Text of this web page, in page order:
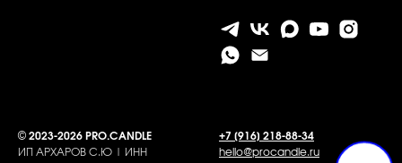
© 2023-2026 PRO.CANDLE
ИП АРХАРОВ С.Ю | ИНН
+7 [916] 218-88-34
hello@procandle.ru